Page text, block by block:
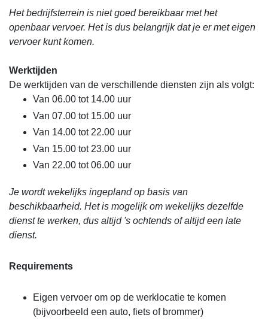
Het bedrijfsterrein is niet goed bereikbaar met het
openbaar vervoer. Het is dus belangrijk dat je er met eigen
vervoer kunt komen.
Werktijden
De werktijden van de verschillende diensten zijn als volgt:
Van 06.00 tot 14.00 uur
Van 07.00 tot 15.00 uur
Van 14.00 tot 22.00 uur
Van 15.00 tot 23.00 uur
Van 22.00 tot 06.00 uur
Je wordt wekelijks ingepland op basis van
beschikbaarheid. Het is mogelijk om wekelijks dezelfde
dienst te werken, dus altijd 's ochtends of altijd een late
dienst.
Requirements
Eigen vervoer om op de werklocatie te komen
(bijvoorbeeld een auto, fiets of brommer)